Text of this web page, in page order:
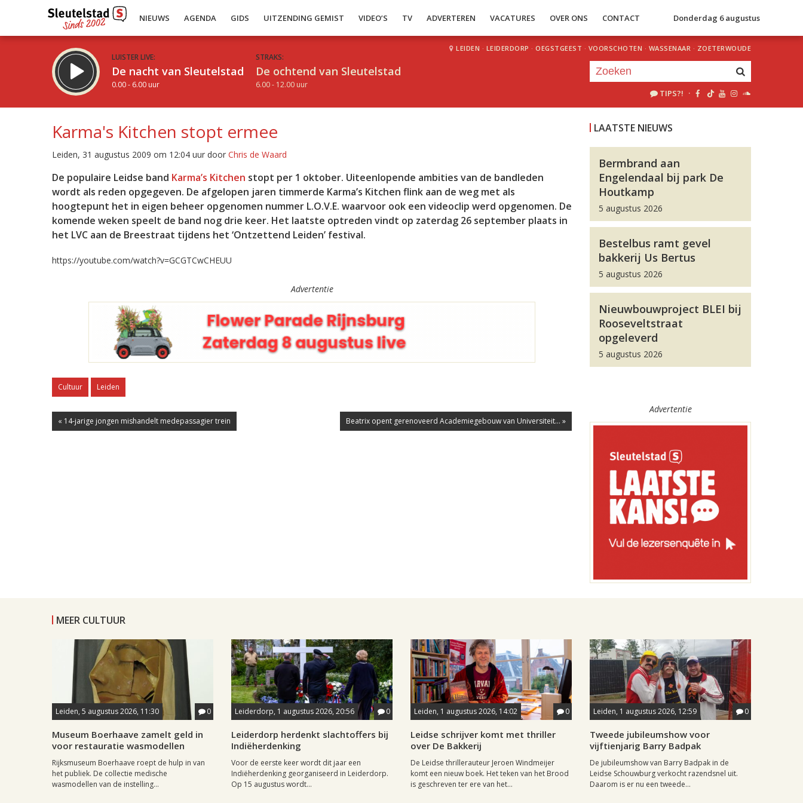
NIEUWS AGENDA GIDS UITZENDING GEMIST VIDEO’S TV ADVERTEREN VACATURES OVER ONS CONTACT Donderdag 6 augustus
LUISTER LIVE:
De nacht van Sleutelstad
0.00 - 6.00 uur
STRAKS:
De ochtend van Sleutelstad
6.00 - 12.00 uur
LEIDEN · LEIDERDORP · OEGSTGEEST · VOORSCHOTEN · WASSENAAR · ZOETERWOUDE
TIPS?! ·
Inklappen
Karma's Kitchen stopt ermee
Leiden, 31 augustus 2009 om 12:04 uur door Chris de Waard
De populaire Leidse band Karma’s Kitchen stopt per 1 oktober. Uiteenlopende ambities van de bandleden
wordt als reden opgegeven. De afgelopen jaren timmerde Karma’s Kitchen flink aan de weg met als
hoogtepunt het in eigen beheer opgenomen nummer L.O.V.E. waarvoor ook een videoclip werd opgenomen. De
komende weken speelt de band nog drie keer. Het laatste optreden vindt op zaterdag 26 september plaats in
het LVC aan de Breestraat tijdens het ‘Ontzettend Leiden’ festival.
https://youtube.com/watch?v=GCGTCwCHEUU
Advertentie
Cultuur Leiden
« 14-jarige jongen mishandelt medepassagier trein Beatrix opent gerenoveerd Academiegebouw van Universiteit... »
LAATSTE NIEUWS
Bermbrand aan
Engelendaal bij park De
Houtkamp
5 augustus 2026
Bestelbus ramt gevel
bakkerij Us Bertus
5 augustus 2026
Nieuwbouwproject BLEI bij
Rooseveltstraat
opgeleverd
5 augustus 2026
Advertentie
MEER CULTUUR
Leiden, 5 augustus 2026, 11:30 0
Museum Boerhaave zamelt geld in
voor restauratie wasmodellen
Rijksmuseum Boerhaave roept de hulp in van
het publiek. De collectie medische
wasmodellen van de instelling...
Leiderdorp, 1 augustus 2026, 20:56 0
Leiderdorp herdenkt slachtoffers bij
Indiëherdenking
Voor de eerste keer wordt dit jaar een
Indiëherdenking georganiseerd in Leiderdorp.
Op 15 augustus wordt...
Leiden, 1 augustus 2026, 14:02 0
Leidse schrijver komt met thriller
over De Bakkerij
De Leidse thrillerauteur Jeroen Windmeijer
komt een nieuw boek. Het teken van het Brood
is geschreven ter ere van het...
Leiden, 1 augustus 2026, 12:59 0
Tweede jubileumshow voor
vijftienjarig Barry Badpak
De jubileumshow van Barry Badpak in de
Leidse Schouwburg verkocht razendsnel uit.
Daarom is er nu een tweede...